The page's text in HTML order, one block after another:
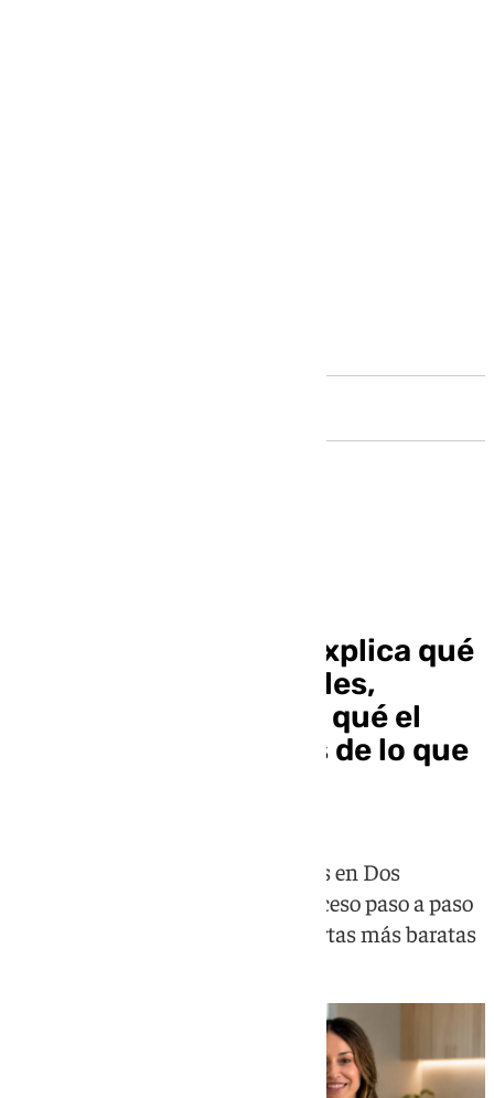
Clínicas Dental Bell explica qué
son las carillas dentales,
cuánto cuestan y por qué el
material importa más de lo que
La clínica sevillana, con consultas en Dos
Hermanas y Utrera, detalla el proceso paso a paso
y advierte de los riesgos de las ofertas más baratas